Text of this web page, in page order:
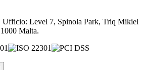
| Ufficio: Level 7, Spinola Park, Triq Mikiel
Malta.